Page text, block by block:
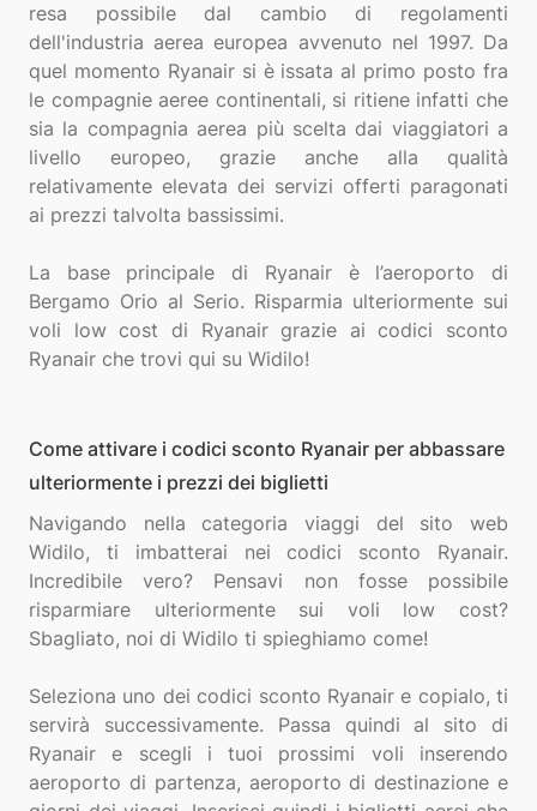
resa possibile dal cambio di regolamenti
dell'industria aerea europea avvenuto nel 1997. Da
quel momento Ryanair si è issata al primo posto fra
le compagnie aeree continentali, si ritiene infatti che
sia la compagnia aerea più scelta dai viaggiatori a
livello europeo, grazie anche alla qualità
relativamente elevata dei servizi offerti paragonati
ai prezzi talvolta bassissimi.
La base principale di Ryanair è l’aeroporto di
Bergamo Orio al Serio. Risparmia ulteriormente sui
voli low cost di Ryanair grazie ai codici sconto
Come attivare i codici sconto Ryanair per abbassare
ulteriormente i prezzi dei biglietti
Navigando nella categoria viaggi del sito web
Widilo, ti imbatterai nei codici sconto Ryanair.
Incredibile vero? Pensavi non fosse possibile
risparmiare ulteriormente sui voli low cost?
Sbagliato, noi di Widilo ti spieghiamo come!
Seleziona uno dei codici sconto Ryanair e copialo, ti
servirà successivamente. Passa quindi al sito di
Ryanair e scegli i tuoi prossimi voli inserendo
aeroporto di partenza, aeroporto di destinazione e